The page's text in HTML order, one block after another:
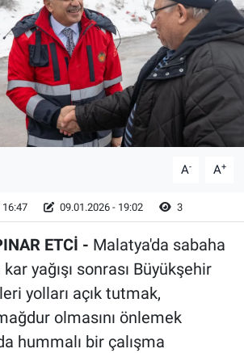
A- A+
16:47 09.01.2026 - 19:02 3
ETCİ - Malatya'da sabaha
yağışı sonrası Büyükşehir
yolları açık tutmak,
olmasını önlemek
hummalı bir çalışma